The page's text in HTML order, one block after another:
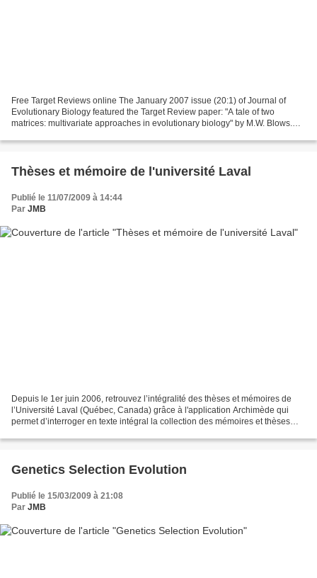
Free Target Reviews online The January 2007 issue (20:1) of Journal of
Evolutionary Biology featured the Target Review paper: "A tale of two
matrices: multivariate approaches in evolutionary biology" by M.W. Blows.
Thèses et mémoire de l'université Laval
Publié le 11/07/2009 à 14:44
Par JMB
Depuis le 1er juin 2006, retrouvez l’intégralité des thèses et mémoires de
l’Université Laval (Québec, Canada) grâce à l'application Archimède qui
permet d’interroger en texte intégral la collection des mémoires et thèses
Genetics Selection Evolution
Publié le 15/03/2009 à 21:08
Par JMB